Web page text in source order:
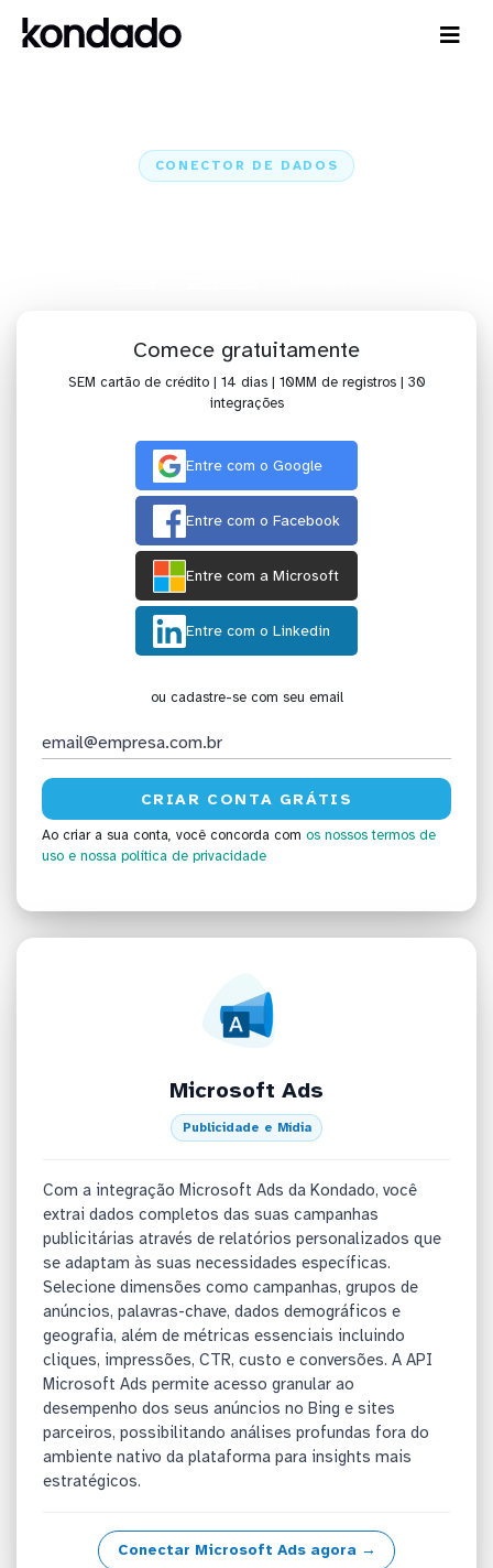
CONECTOR DE DADOS
Comece gratuitamente
SEM cartão de crédito | 14 dias | 10MM de registros | 30
integrações
Entre com o Google
Entre com o Facebook
Entre com a Microsoft
Entre com o Linkedin
ou cadastre-se com seu email
Ao criar a sua conta, você concorda com os nossos termos de
uso e nossa política de privacidade
Microsoft Ads
Publicidade e Mídia
Com a integração Microsoft Ads da Kondado, você
extrai dados completos das suas campanhas
publicitárias através de relatórios personalizados que
se adaptam às suas necessidades específicas.
Selecione dimensões como campanhas, grupos de
anúncios, palavras-chave, dados demográficos e
geografia, além de métricas essenciais incluindo
cliques, impressões, CTR, custo e conversões. A API
Microsoft Ads permite acesso granular ao
desempenho dos seus anúncios no Bing e sites
parceiros, possibilitando análises profundas fora do
ambiente nativo da plataforma para insights mais
estratégicos.
Conectar Microsoft Ads agora →